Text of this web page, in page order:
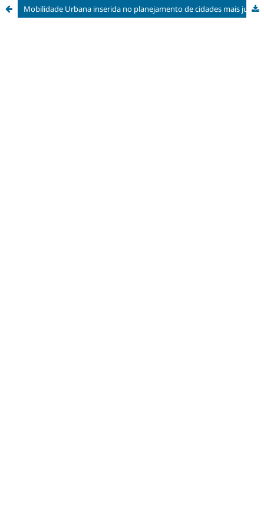
Mobilidade Urbana inserida no planejamento de cidades mais justas e sustentáveis.